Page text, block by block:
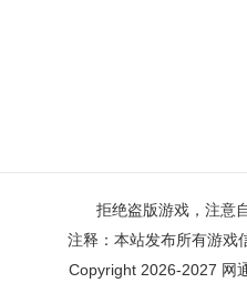
拒绝盗版游戏，注意
注释：本站发布所有游戏
Copyright 2026-2027 网